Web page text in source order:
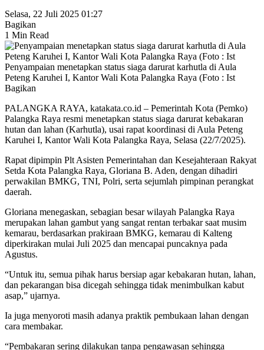
Selasa, 22 Juli 2025 01:27
Bagikan
1 Min Read
Penyampaian menetapkan status siaga darurat karhutla di Aula
Peteng Karuhei I, Kantor Wali Kota Palangka Raya (Foto : Ist
Bagikan
PALANGKA RAYA, katakata.co.id – Pemerintah Kota (Pemko)
Palangka Raya resmi menetapkan status siaga darurat kebakaran
hutan dan lahan (Karhutla), usai rapat koordinasi di Aula Peteng
Karuhei I, Kantor Wali Kota Palangka Raya, Selasa (22/7/2025).
Rapat dipimpin Plt Asisten Pemerintahan dan Kesejahteraan Rakyat
Setda Kota Palangka Raya, Gloriana B. Aden, dengan dihadiri
perwakilan BMKG, TNI, Polri, serta sejumlah pimpinan perangkat
daerah.
Gloriana menegaskan, sebagian besar wilayah Palangka Raya
merupakan lahan gambut yang sangat rentan terbakar saat musim
kemarau, berdasarkan prakiraan BMKG, kemarau di Kalteng
diperkirakan mulai Juli 2025 dan mencapai puncaknya pada
Agustus.
“Untuk itu, semua pihak harus bersiap agar kebakaran hutan, lahan,
dan pekarangan bisa dicegah sehingga tidak menimbulkan kabut
asap,” ujarnya.
Ia juga menyoroti masih adanya praktik pembukaan lahan dengan
cara membakar.
“Pembakaran sering dilakukan tanpa pengawasan sehingga